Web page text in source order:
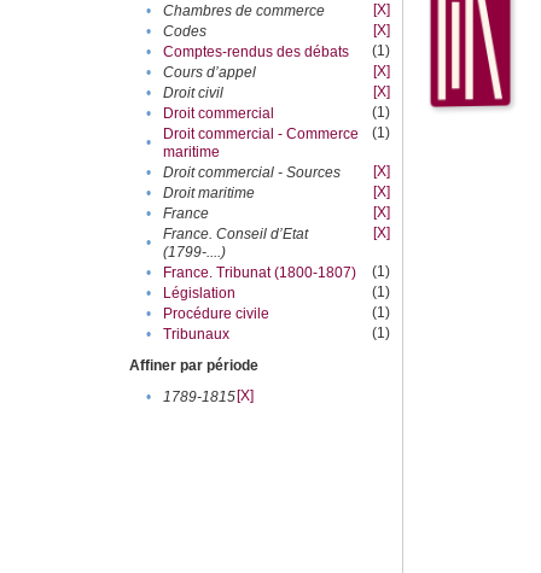
•
Chambres de commerce
[X]
•
Codes
[X]
•
Comptes-rendus des débats
(1)
•
Cours d’appel
[X]
•
Droit civil
[X]
•
Droit commercial
(1)
•
Droit commercial - Commerce
maritime
(1)
• Droit commercial - Sources
[X]
•
Droit maritime
[X]
•
France
[X]
•
France. Conseil d’Etat
(1799-....)
[X]
• France. Tribunat (1800-1807)
(1)
•
Législation
(1)
•
Procédure civile
(1)
•
Tribunaux
(1)
Affiner par période
•
1789-1815[X]